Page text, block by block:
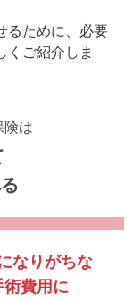
るために、必要
くご紹介しま
険は
なりがちな
術費用に